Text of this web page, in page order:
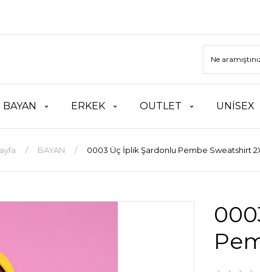
BAYAN ERKEK OUTLET UNİSEX
BAYAN 0003 Üç İplik Şardonlu Pembe Sweatshirt